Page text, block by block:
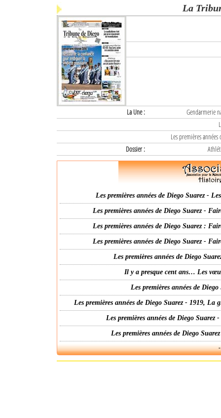
La
La Une :
Gendarmerie
Les premières
Dossier :
Les premières années de Diego Suarez -
Les premières années de Diego Suarez -
Les premières années de Diego Suarez :
Les premières années de Diego Suarez -
Les premières années de Diego
Il y a presque cent ans… Les
Les premières années de
Les premières années de Diego Suarez - 1919,
Les premières années de Diego
Les premières années de Diego